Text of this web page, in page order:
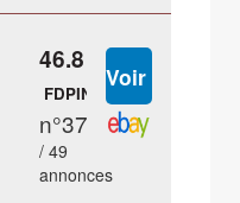
46.8 €
FDPIN
n°37
/ 49
annonces